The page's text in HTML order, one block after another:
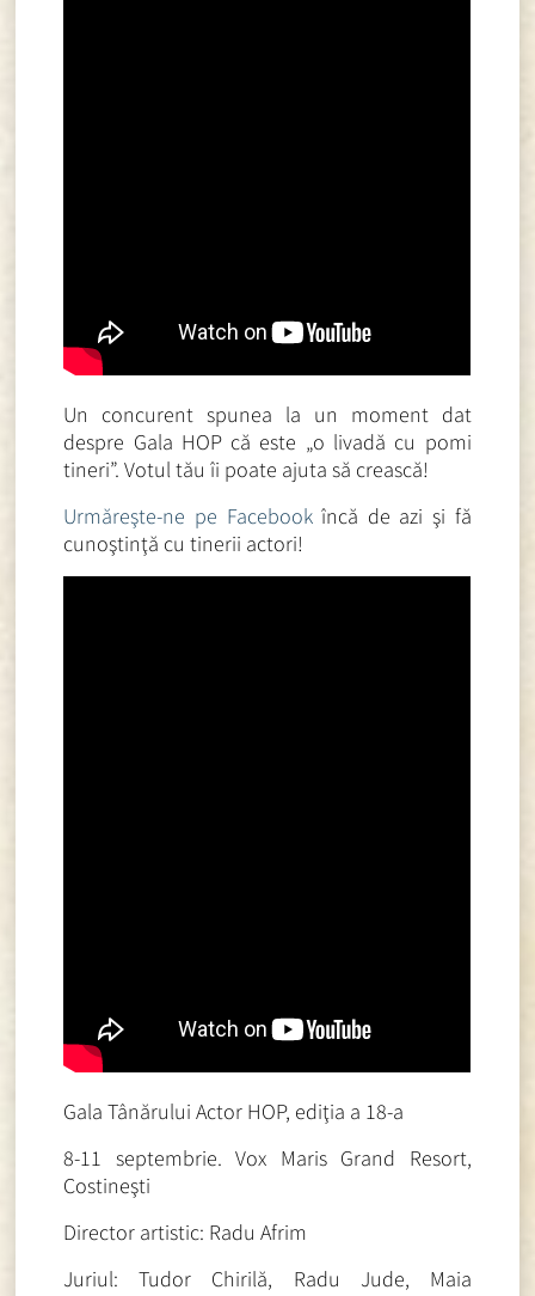
Un concurent spunea la un moment dat
despre Gala HOP că este „o livadă cu pomi
tineri”. Votul tău îi poate ajuta să crească!
Urmăreşte-ne pe Facebookîncă de azi şi fă
cunoştinţă cu tinerii actori!
Gala Tânărului Actor HOP, ediţia a 18-a
8-11 septembrie. Vox Maris Grand Resort,
Costineşti
Director artistic: Radu Afrim
Juriul: Tudor Chirilă, Radu Jude, Maia